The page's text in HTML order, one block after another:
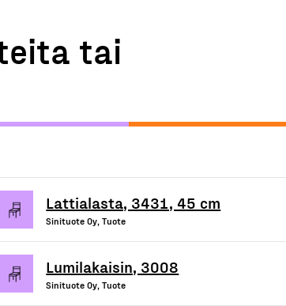
tai
Lattialasta, 3431, 45 cm
Sinituote Oy, Tuote
Lumilakaisin, 3008
Sinituote Oy, Tuote